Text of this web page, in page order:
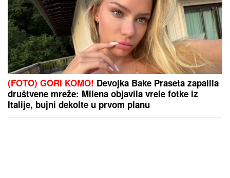
(FOTO) GORI KOMO! Devojka Bake Praseta zapalila
društvene mreže: Milena objavila vrele fotke iz
Italije, bujni dekolte u prvom planu